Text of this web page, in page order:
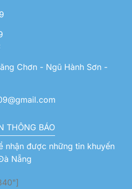
Chơn - Ngũ Hành Sơn -
THÔNG BÁO
nhận được những tin khuyến
Nẵng